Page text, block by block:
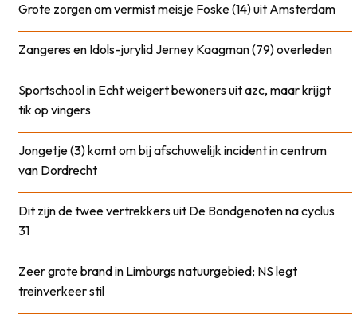
Grote zorgen om vermist meisje Foske (14) uit Amsterdam
Zangeres en Idols-jurylid Jerney Kaagman (79) overleden
Sportschool in Echt weigert bewoners uit azc, maar krijgt
tik op vingers
Jongetje (3) komt om bij afschuwelijk incident in centrum
van Dordrecht
Dit zijn de twee vertrekkers uit De Bondgenoten na cyclus
31
Zeer grote brand in Limburgs natuurgebied; NS legt
treinverkeer stil